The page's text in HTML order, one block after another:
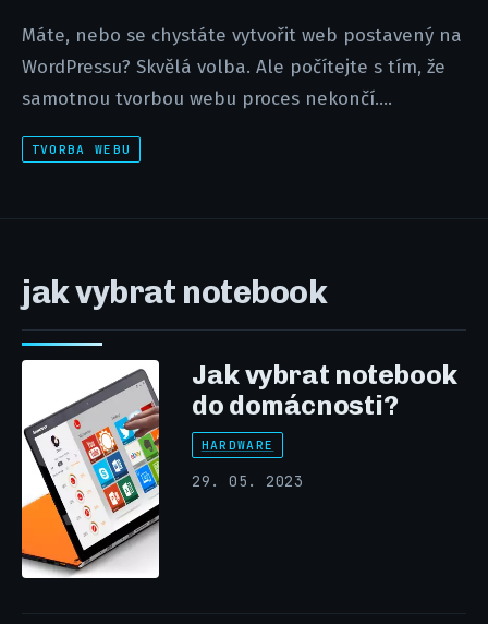
Máte, nebo se chystáte vytvořit web postavený na
WordPressu? Skvělá volba. Ale počítejte s tím, že
samotnou tvorbou webu proces nekončí....
TVORBA WEBU
jak vybrat notebook
Jak vybrat notebook
do domácnosti?
HARDWARE
29. 05. 2023